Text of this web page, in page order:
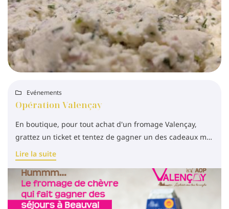
Accueil
- Crèmerie
produits
photos
Actualités
Contact
Une
09 73 28 89
INSCRIPTION
 Evénements
Opération Valençay
En boutique, pour tout achat d'un fromage Valençay,
grattez un ticket et tentez de gagner un des cadeaux mis
en jeu : un séjour à Beauval offert, ça vous tente ?
Lire la suite